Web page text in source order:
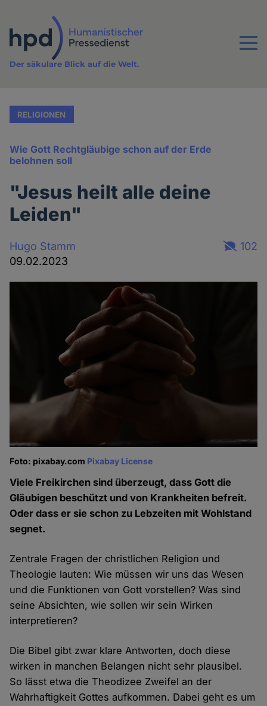
Inhalt
Menu
Der säkulare Blick auf die Welt.
RELIGIONEN
Wie Gott Rechtgläubige schon auf der Erde
belohnen soll
"Jesus heilt alle deine
Leiden"
Hugo Stamm
09.02.2023
102
Foto: pixabay.com Pixabay License
Viele Freikirchen sind überzeugt, dass Gott die
Gläubigen beschützt und von Krankheiten befreit.
Oder dass er sie schon zu Lebzeiten mit Wohlstand
segnet.
Zentrale Fragen der christlichen Religion und
Theologie lauten: Wie müssen wir uns das Wesen
und die Funktionen von Gott vorstellen? Was sind
seine Absichten, wie sollen wir sein Wirken
interpretieren?
Die Bibel gibt zwar klare Antworten, doch diese
wirken in manchen Belangen nicht sehr plausibel.
So lässt etwa die Theodizee Zweifel an der
Wahrhaftigkeit Gottes aufkommen. Dabei geht es um